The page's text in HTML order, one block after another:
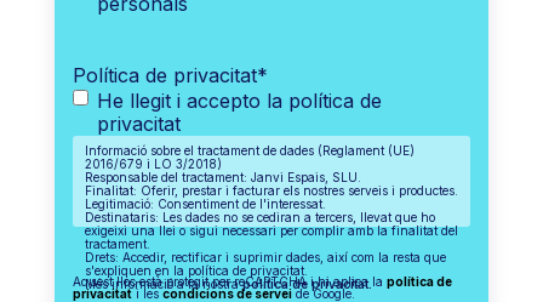
Política de privacitat*
He llegit i accepto la política de
privacitat
Informació sobre el tractament de dades (Reglament (UE)
2016/679 i LO 3/2018)
Responsable del tractament: Janvi Espais, SLU.
Finalitat: Oferir, prestar i facturar els nostres serveis i productes.
Legitimació: Consentiment de l'interessat.
Destinataris: Les dades no se cediran a tercers, llevat que ho
exigeixi una llei o sigui necessari per complir amb la finalitat del
tractament.
Drets: Accedir, rectificar i suprimir dades, així com la resta que
s'expliquen en la política de privacitat.
Més informació a la nostrapolítica de privacitat.
Aquest lloc està protegit per reCAPTCHA i hi aplica la política de
privacitati lescondicions de serveide Google.